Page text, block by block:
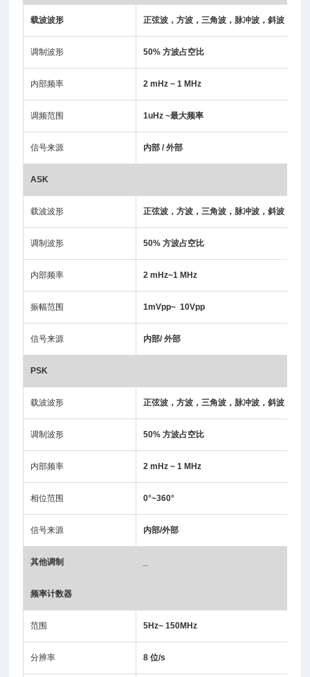
载波波形 正弦波，方波，三角波，脉冲波，斜波
调制波形 50% 方波占空比
内部频率 2 mHz ~ 1 MHz
调频范围 1uHz ~最大频率
信号来源 内部 / 外部
ASK
载波波形 正弦波，方波，三角波，脉冲波，斜波
调制波形 50% 方波占空比
内部频率 2 mHz~1 MHz
振幅范围 1mVpp~ 10Vpp
信号来源 内部/ 外部
PSK
载波波形 正弦波，方波，三角波，脉冲波，斜波
调制波形 50% 方波占空比
内部频率 2 mHz ~ 1 MHz
相位范围 0°~360°
信号来源 内部/外部
其他调制
频率计数器
范围 5Hz~ 150MHz
分辨率 8 位/s